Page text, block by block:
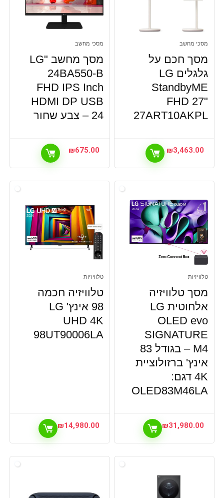
מסכי מחשב
מסך חכם על
גלגלים LG
StandbyME
FHD 27"
27ART10AKPL
₪3,463.00
מסכי מחשב
מסך מחשב "LG
24BA550-B
FHD IPS Inch
HDMI DP USB
24 – צבע שחור
₪675.00
טלוויזיות
מסך טלוויזיה
אלחוטית LG
OLED evo
SIGNATURE
M4 – בגודל 83
אינץ' ברזולוציית
4K דגם:
OLED83M46LA
₪31,980.00
טלוויזיות
טלוויזיה חכמה
98 אינץ' LG
UHD 4K
98UT90006LA
₪14,980.00